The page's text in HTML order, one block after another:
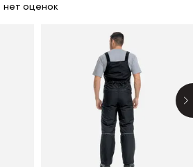
нет оценок